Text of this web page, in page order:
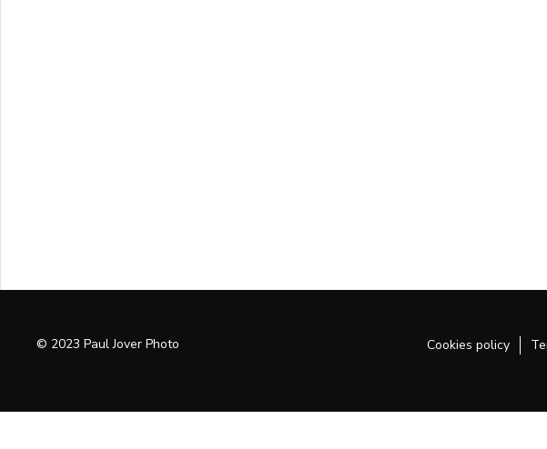
© 2023 Paul Jover Photo Cookies policy